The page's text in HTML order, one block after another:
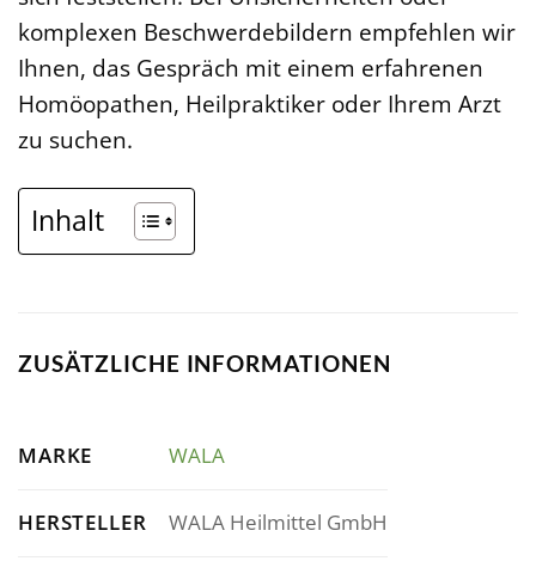
komplexen Beschwerdebildern empfehlen wir
Ihnen, das Gespräch mit einem erfahrenen
Homöopathen, Heilpraktiker oder Ihrem Arzt
zu suchen.
Inhalt
ZUSÄTZLICHE INFORMATIONEN
MARKE WALA
HERSTELLER WALA Heilmittel GmbH